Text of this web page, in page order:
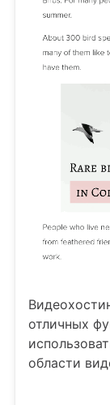
отличных
области